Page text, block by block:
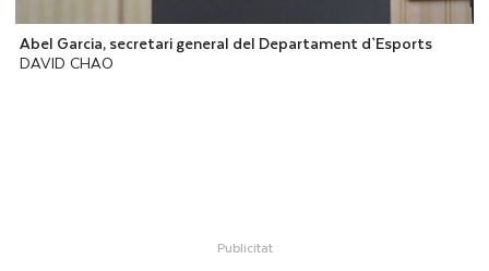
Abel Garcia, secretari general del Departament d`Esports
DAVID CHAO